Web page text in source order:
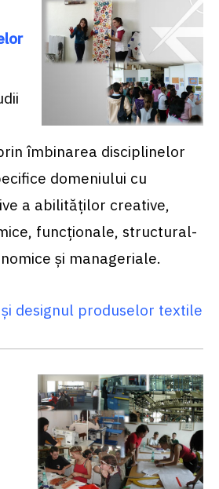
îmbinarea disciplinelor
domeniului cu
a abilităţilor creative,
funcţionale, structural-
şi manageriale.
designul produselor textile